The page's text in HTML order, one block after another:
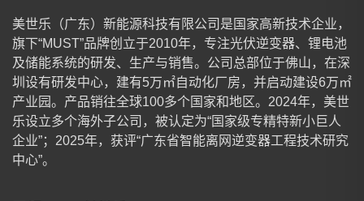
美世乐（广东）新能源科技有限公司是国家高新技术企业，
旗下“MUST”品牌创立于2010年，专注光伏逆变器、锂电池
及储能系统的研发、生产与销售。公司总部位于佛山，在深
圳设有研发中心，建有5万㎡自动化厂房，并启动建设6万㎡
产业园。产品销往全球100多个国家和地区。2024年，美世
乐设立多个海外子公司，被认定为“国家级专精特新小巨人
企业”；2025年，获评“广东省智能离网逆变器工程技术研究
中心”。